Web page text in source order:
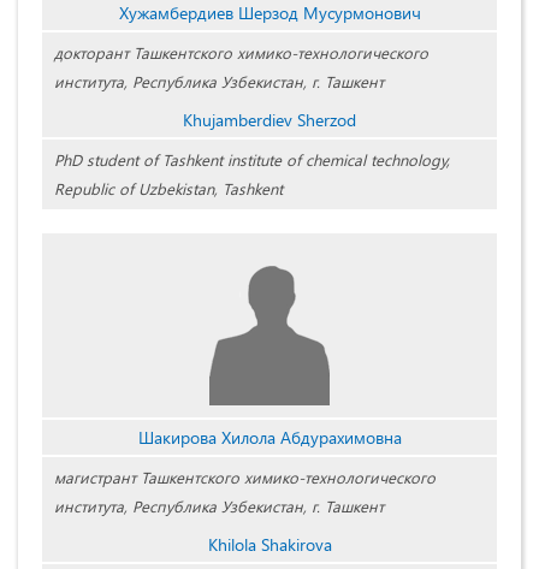
Хужамбердиев Шерзод Мусурмонович
докторант Ташкентского химико-технологического
института, Республика Узбекистан, г. Ташкент
Khujamberdiev Sherzod
PhD student of Tashkent institute of chemical technology,
Republic of Uzbekistan, Tashkent
Шакирова Хилола Абдурахимовна
магистрант Ташкентского химико-технологического
института, Республика Узбекистан, г. Ташкент
Khilola Shakirova